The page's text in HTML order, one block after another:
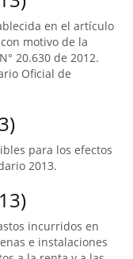
en el artículo
motivo de la
20.630 de 2012.
Oficial de
para los efectos
2013.
incurridos en
e instalaciones